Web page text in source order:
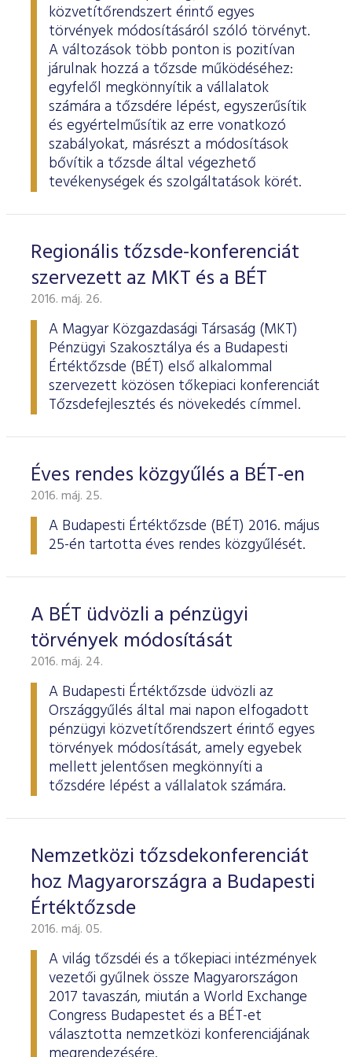
ESG Útmutató
közvetítőrendszert érintő egyes
törvények módosításáról szóló törvényt.
A változások több ponton is pozitívan
járulnak hozzá a tőzsde működéséhez:
egyfelől megkönnyítik a vállalatok
számára a tőzsdére lépést, egyszerűsítik
és egyértelműsítik az erre vonatkozó
szabályokat, másrészt a módosítások
bővítik a tőzsde által végezhető
tevékenységek és szolgáltatások körét.
Regionális tőzsde-konferenciát
szervezett az MKT és a BÉT
2016. máj. 26.
A Magyar Közgazdasági Társaság (MKT)
Pénzügyi Szakosztálya és a Budapesti
Értéktőzsde (BÉT) első alkalommal
szervezett közösen tőkepiaci konferenciát
Tőzsdefejlesztés és növekedés címmel.
Éves rendes közgyűlés a BÉT-en
2016. máj. 25.
A Budapesti Értéktőzsde (BÉT) 2016. május
25-én tartotta éves rendes köz­gyűlését.
A BÉT üdvözli a pénzügyi
törvények módosítását
2016. máj. 24.
A Budapesti Értéktőzsde üdvözli az
Országgyűlés által mai napon elfogadott
pénzügyi közvetítőrendszert érintő egyes
törvények módosítását, amely egyebek
mellett jelentősen megkönnyíti a
tőzsdére lépést a vállalatok számára.
Nemzetközi tőzsdekonferenciát
hoz Magyarországra a Budapesti
Értéktőzsde
2016. máj. 05.
A világ tőzsdéi és a tőkepiaci intézmények
vezetői gyűlnek össze Magyarországon
2017 tavaszán, miután a World Exchange
Congress Budapestet és a BÉT-et
választotta nemzetközi konferenciájának